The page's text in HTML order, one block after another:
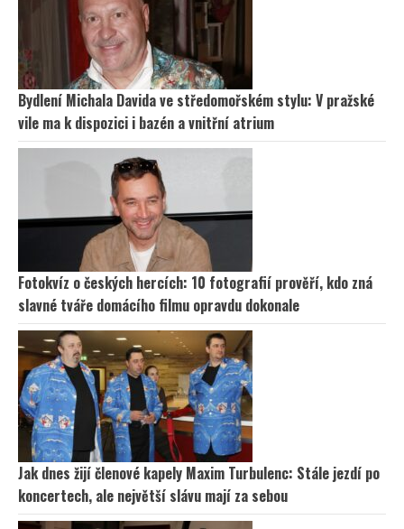
Bydlení Michala Davida ve středomořském stylu: V pražské
vile ma k dispozici i bazén a vnitřní atrium
Fotokvíz o českých hercích: 10 fotografií prověří, kdo zná
slavné tváře domácího filmu opravdu dokonale
Jak dnes žijí členové kapely Maxim Turbulenc: Stále jezdí po
koncertech, ale největší slávu mají za sebou